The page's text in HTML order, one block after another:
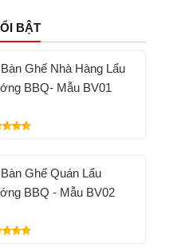
BẬT
Ghế Nhà Hàng Lẩu
BBQ- Mẫu BV01
Ghế Quán Lẩu
BBQ - Mẫu BV02